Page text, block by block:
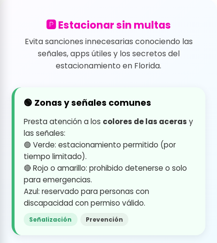
🅿️ Estacionar sin multas
Evita sanciones innecesarias conociendo las
señales, apps útiles y los secretos del
estacionamiento en Florida.
🟢 Zonas y señales comunes
Presta atención a los colores de las aceras y
las señales:
🟢 Verde: estacionamiento permitido (por
tiempo limitado).
🔴 Rojo o amarillo: prohibido detenerse o solo
para emergencias.
Azul: reservado para personas con
discapacidad con permiso válido.
Señalización Prevención